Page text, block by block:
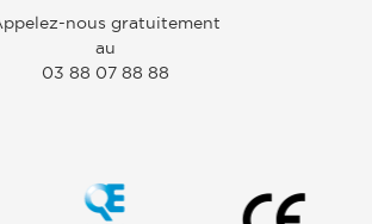
nous gratuitement
au
03 88 07 88 88